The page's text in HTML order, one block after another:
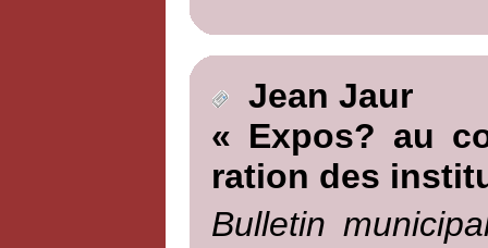
Jean Jaur
« Expos? au
ration des
Bulletin